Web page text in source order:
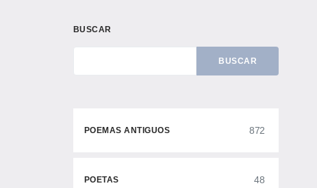
BUSCAR
BUSCAR
POEMAS ANTIGUOS 872
POETAS 48